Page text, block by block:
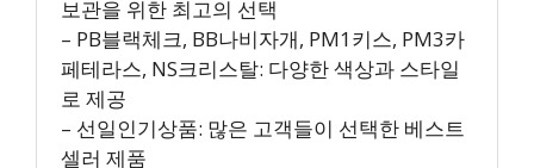
보관을 위한 최고의 선택
– PB블랙체크, BB나비자개, PM1키스, PM3카
페테라스, NS크리스탈: 다양한 색상과 스타일
로 제공
– 선일인기상품: 많은 고객들이 선택한 베스트
셀러 제품